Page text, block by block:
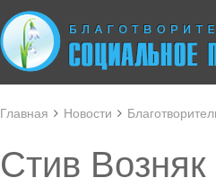
Главная Новости
Стив